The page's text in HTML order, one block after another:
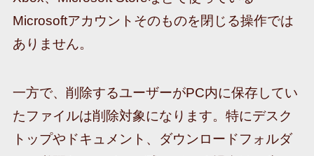
Microsoftアカウントそのものを閉じる操作では
ありません。
一方で、削除するユーザーがPC内に保存してい
たファイルは削除対象になります。特にデスク
トップやドキュメント、ダウンロードフォルダ